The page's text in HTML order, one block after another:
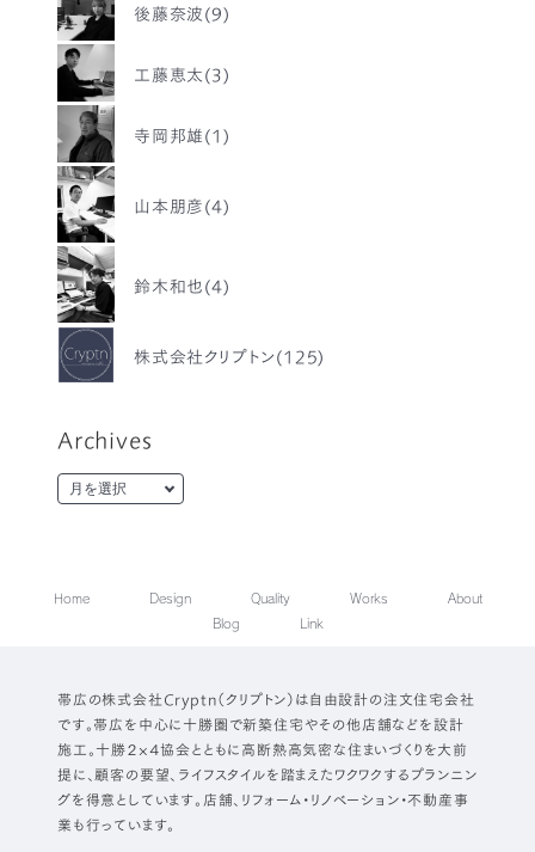
後藤奈波(9)
工藤恵太(3)
寺岡邦雄(1)
山本朋彦(4)
鈴木和也(4)
株式会社クリプトン(125)
Archives
Home Design Quality Works
About
Blog
Link
帯広の株式会社Cryptn（クリプトン）は自由設計の注文住宅会社
です。帯広を中心に十勝圏で新築住宅やその他店舗などを設計
施工。十勝２×４協会とともに高断熱高気密な住まいづくりを大前
提に、顧客の要望、ライフスタイルを踏まえたワクワクするプランニン
グを得意としています。店舗、リフォーム・リノベーション・不動産事
業も行っています。